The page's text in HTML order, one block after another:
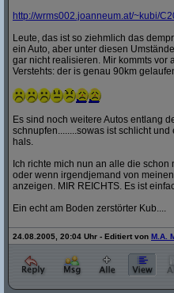
http://wrms002.joanneum.at/~kubi/
Leute, das ist so ziehmlich das
ein Auto, aber unter diesen
gar nicht realisieren. Mir kommts vor
Verstehts: der is genau 90km
Es sind noch weitere Autos entlang
schnupfen........sowas ist schlicht
hals.
Ich richte mich nun an alle die
oder wenn irgendjemand von
anzeigen. MIR REICHTS. Es ist
Ein echt am Boden zerstörter Kub....
24.08.2005, 20:04 Uhr - Editiert von M.A.